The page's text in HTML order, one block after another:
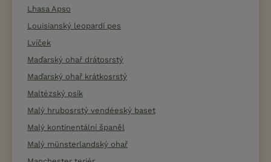
Lhasa Apso
Louisianský leopardí pes
Lvíček
Maďarský ohař drátosrstý
Maďarský ohař krátkosrstý
Maltézský psík
Malý hrubosrstý vendéeský baset
Malý kontinentální španěl
Malý münsterlandský ohař